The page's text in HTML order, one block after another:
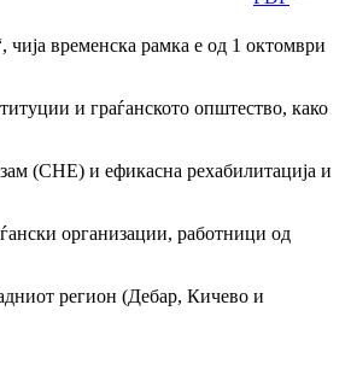
временска рамка е од 1 октомври
и граѓанското општество, како
(СНЕ) и ефикасна рехабилитација и
организации, работници од
регион (Дебар, Кичево и